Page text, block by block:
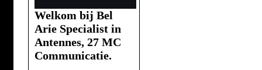
Welkom bij Bel
Arie Specialist in
Antennes, 27 MC
Communicatie.